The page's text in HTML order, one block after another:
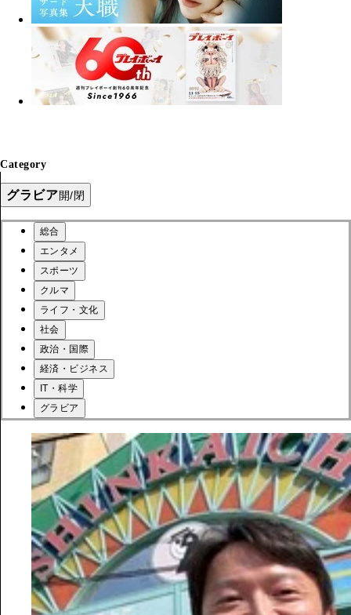
Category
グラビア開/閉
総合
エンタメ
スポーツ
クルマ
ライフ・文化
社会
政治・国際
経済・ビジネス
IT・科学
グラビア